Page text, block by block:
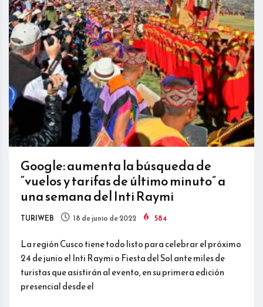
Google: aumenta la búsqueda de
“vuelos y tarifas de último minuto” a
una semana del Inti Raymi
TURIWEB 18 de junio de 2022 584
La región Cusco tiene todo listo para celebrar el próximo
24 de junio el Inti Raymi o Fiesta del Sol ante miles de
turistas que asistirán al evento, en su primera edición
presencial desde el